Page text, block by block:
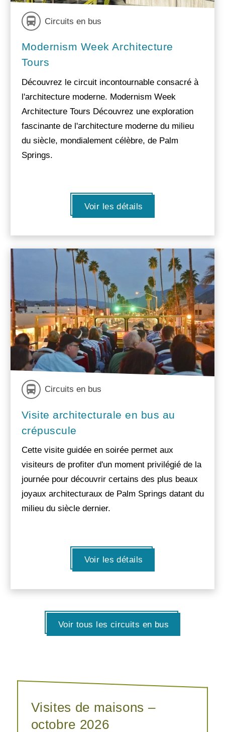
Circuits en bus
Modernism Week Architecture
Tours
Découvrez le circuit incontournable consacré à
l'architecture moderne. Modernism Week
Architecture Tours Découvrez une exploration
fascinante de l'architecture moderne du milieu
du siècle, mondialement célèbre, de Palm
Springs.
Voir les détails
Circuits en bus
Visite architecturale en bus au
crépuscule
Cette visite guidée en soirée permet aux
visiteurs de profiter d'un moment privilégié de la
journée pour découvrir certains des plus beaux
joyaux architecturaux de Palm Springs datant du
milieu du siècle dernier.
Voir les détails
Voir tous les circuits en bus
Visites de maisons –
octobre 2026